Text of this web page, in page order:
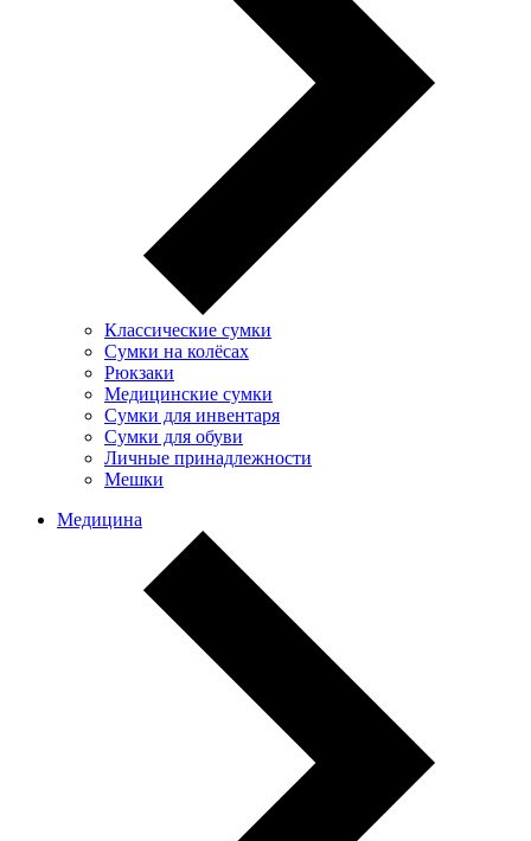
Классические сумки
Сумки на колёсах
Рюкзаки
Медицинские сумки
Сумки для инвентаря
Сумки для обуви
Личные принадлежности
Мешки
Медицина